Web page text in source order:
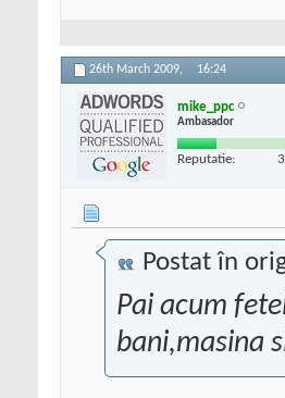
26th March 2009, 16:24
mike_ppc
Ambasador
Reputatie:
Postat în
Pai acum
bani,masina